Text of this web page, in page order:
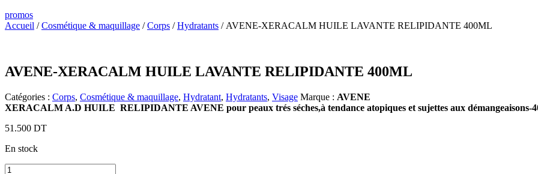
promos
Accueil /Cosmétique & maquillage /Corps /Hydratants / AVENE-XERACALM HUILE LAVANTE RELIPIDANTE 400ML
AVENE-XERACALM HUILE LAVANTE RELIPIDANTE 400ML
Catégories : Corps, Cosmétique & maquillage, Hydratant, Hydratants, Visage Marque : AVENE
XERACALM A.D HUILE RELIPIDANTE AVENE pour peaux trés séches,à tendance atopiques et sujettes aux démangeaisons-
51.500 DT
En stock
Quantité